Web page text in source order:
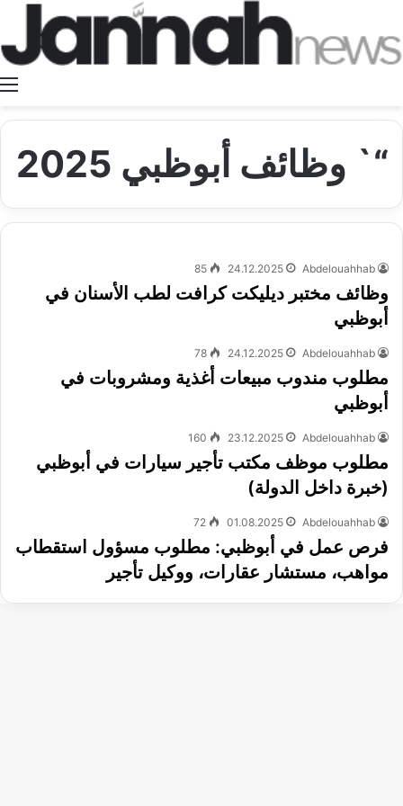
“` وظائف أبوظبي 2025
Abdelouahhab
24.12.2025
85
وظائف مختبر ديليكت كرافت لطب الأسنان في
أبوظبي
Abdelouahhab
24.12.2025
78
مطلوب مندوب مبيعات أغذية ومشروبات في
أبوظبي
Abdelouahhab
23.12.2025
160
مطلوب موظف مكتب تأجير سيارات في أبوظبي
(خبرة داخل الدولة)
Abdelouahhab
01.08.2025
72
فرص عمل في أبوظبي: مطلوب مسؤول استقطاب
مواهب، مستشار عقارات، ووكيل تأجير